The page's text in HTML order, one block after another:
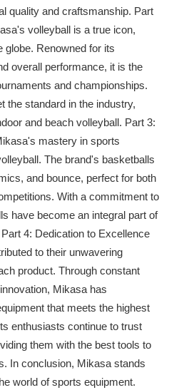
quality and craftsmanship. Part
volleyball is a true icon,
globe. Renowned for its
overall performance, it is the
and championships.
the standard in the industry,
and beach volleyball. Part 3:
mastery in sports
The brand's basketballs
and bounce, perfect for both
With a commitment to
have become an integral part of
4: Dedication to Excellence
to their unwavering
product. Through constant
Mikasa has
that meets the highest
enthusiasts continue to trust
them with the best tools to
In conclusion, Mikasa stands
world of sports equipment.